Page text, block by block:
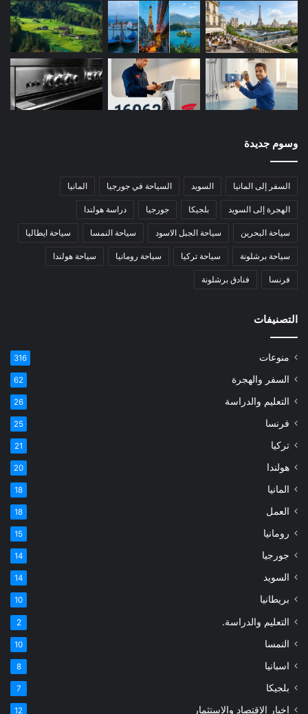
وسوم جديدة
السفر إلى المانيا السويد السياحة في جورجيا المانيا
الهجرة إلى السويد بلجيكا جورجيا دراسة هولندا
سياحة البحرين سياحة الجبل الاسود سياحة النمسا سياحة ايطاليا
سياحة برشلونة سياحة تركيا سياحة رومانيا سياحة هولندا
فرنسا فنادق برشلونة
التصنيفات
منوعات 316
السفر والهجرة 62
التعليم والدراسة 26
فرنسا 25
تركيا 21
هولندا 20
المانيا 18
العمل 18
رومانيا 15
جورجيا 14
السويد 14
بريطانيا 10
التعليم والدراسة. 2
النمسا 10
اسبانيا 8
بلجيكا 7
اخبار الاقتصاد والاستثمار 12